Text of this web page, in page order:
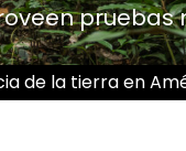
pruebas
de la tierra en